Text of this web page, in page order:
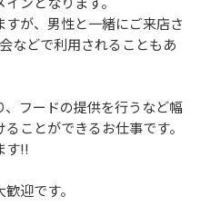
が、男性と一緒にご来店さ
などで利用されることもあ
フードの提供を行うなど幅
ことができるお仕事です。
す!!
迎です。